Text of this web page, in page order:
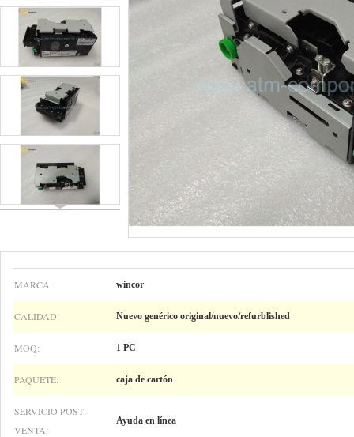
MARCA: wincor
CALIDAD: Nuevo genérico original/nuevo/refurblished
MOQ: 1 PC
PAQUETE: caja de cartón
SERVICIO POST-
VENTA:
Ayuda en línea